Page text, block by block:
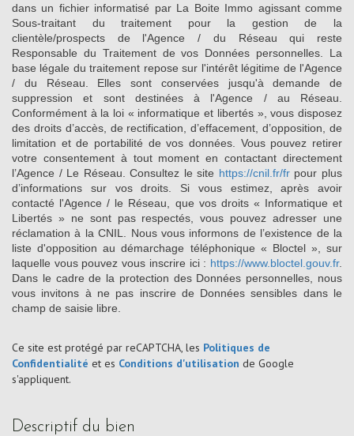
dans un fichier informatisé par La Boite Immo agissant comme
Sous-traitant du traitement pour la gestion de la
clientèle/prospects de l'Agence / du Réseau qui reste
Responsable du Traitement de vos Données personnelles. La
base légale du traitement repose sur l'intérêt légitime de l'Agence
/ du Réseau. Elles sont conservées jusqu'à demande de
suppression et sont destinées à l'Agence / au Réseau.
Conformément à la loi « informatique et libertés », vous disposez
des droits d’accès, de rectification, d’effacement, d’opposition, de
limitation et de portabilité de vos données. Vous pouvez retirer
votre consentement à tout moment en contactant directement
l’Agence / Le Réseau. Consultez le site https://cnil.fr/frpour plus
d’informations sur vos droits. Si vous estimez, après avoir
contacté l'Agence / le Réseau, que vos droits « Informatique et
Libertés » ne sont pas respectés, vous pouvez adresser une
réclamation à la CNIL. Nous vous informons de l’existence de la
liste d'opposition au démarchage téléphonique « Bloctel », sur
laquelle vous pouvez vous inscrire ici : https://www.bloctel.gouv.fr.
Dans le cadre de la protection des Données personnelles, nous
vous invitons à ne pas inscrire de Données sensibles dans le
champ de saisie libre.
Ce site est protégé par reCAPTCHA, les Politiques de
Confidentialité et es Conditions d'utilisation de Google
s'appliquent.
descriptif du bien